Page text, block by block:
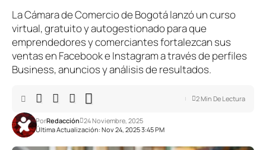
La Cámara de Comercio de Bogotá lanzó un curso
virtual, gratuito y autogestionado para que
emprendedores y comerciantes fortalezcan sus
ventas en Facebook e Instagram a través de perfiles
Business, anuncios y análisis de resultados.
Última Actualización: Nov 24, 2025 3:45 PM
PorRedacción 24 Noviembre, 2025
2 Min De Lectura